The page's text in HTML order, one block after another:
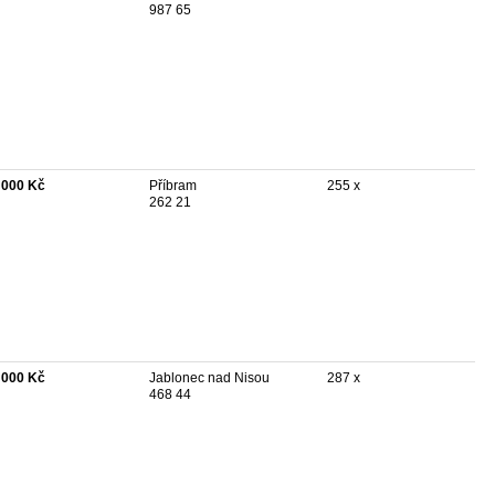
987 65
Kč
Příbram
262 21
255 x
Kč
Jablonec nad Nisou
468 44
287 x